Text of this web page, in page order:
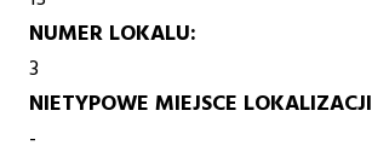
NUMER LOKALU
3
NIETYPOWE MIEJSCE LOKALIZACJI
-